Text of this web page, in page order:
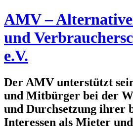
AMV –
und
e.V.
Der AMV unterstützt
und Mitbürger bei der
und Durchsetzung ihrer
Interessen als Mieter